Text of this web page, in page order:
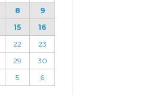
8
9
15
16
22
23
29
30
5 6